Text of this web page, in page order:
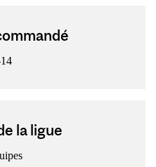
la ligue